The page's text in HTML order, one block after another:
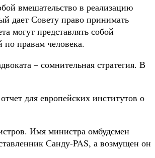
вмешательство в реализацию
дает Совету право принимать
могут представлять собой
правам человека.
– сомнительная стратегия. В
для европейских институтов о
Имя министра омбудсмен
Санду-PAS, а возмущен он